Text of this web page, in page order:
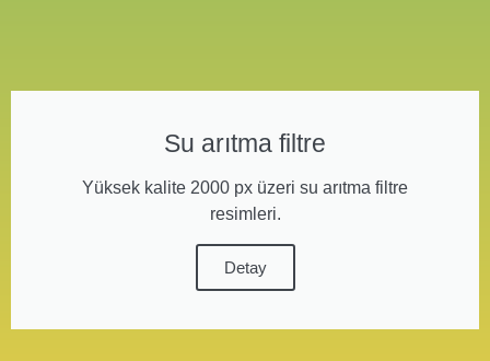
Su arıtma filtre
Yüksek kalite 2000 px üzeri su arıtma filtre
resimleri.
Detay